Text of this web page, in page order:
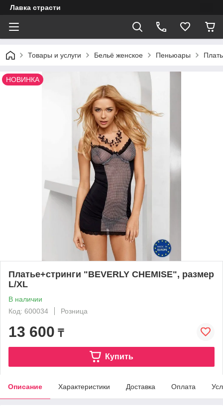
Лавка страсти
Товары и услуги Бельё женское Пеньюары
НОВИНКА
Платье+стринги "BEVERLY CHEMISE", размер
L/XL
В наличии
Код: 600034
Розница
13 600 ₸
Купить
Описание Характеристики Доставка Оплата